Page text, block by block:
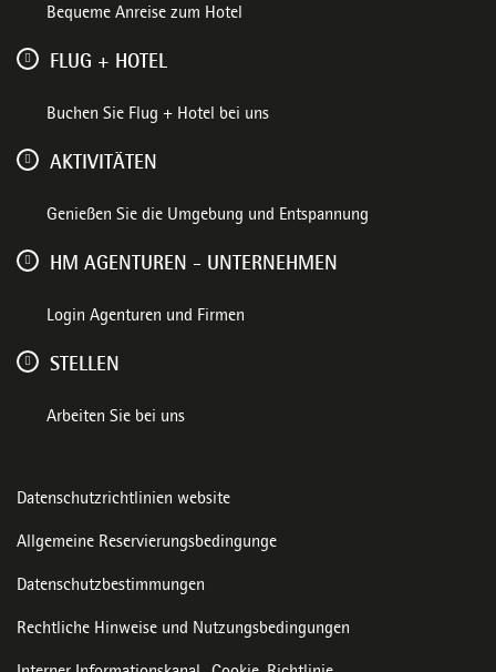
Bequeme Anreise zum Hotel
FLUG + HOTEL
Buchen Sie Flug + Hotel bei uns
AKTIVITÄTEN
Genießen Sie die Umgebung und Entspannung
HM AGENTUREN - UNTERNEHMEN
Login Agenturen und Firmen
STELLEN
Arbeiten Sie bei uns
Datenschutzrichtlinien website
Allgemeine Reservierungsbedingunge
Datenschutzbestimmungen
Rechtliche Hinweise und Nutzungsbedingungen